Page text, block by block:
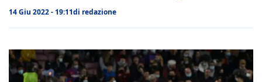
14 Giu 2022 - 19:11di redazione